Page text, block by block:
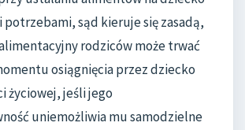
potrzebami, sąd kieruje się zasadą,
rodziców może trwać
osiągnięcia przez dziecko
życiowej, jeśli jego
uniemożliwia mu samodzielne